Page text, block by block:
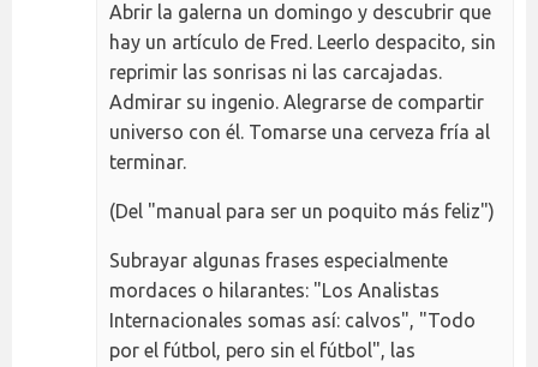
Abrir la galerna un domingo y descubrir que
hay un artículo de Fred. Leerlo despacito, sin
reprimir las sonrisas ni las carcajadas.
Admirar su ingenio. Alegrarse de compartir
universo con él. Tomarse una cerveza fría al
terminar.
(Del "manual para ser un poquito más feliz")
Subrayar algunas frases especialmente
mordaces o hilarantes: "Los Analistas
Internacionales somas así: calvos", "Todo
por el fútbol, pero sin el fútbol", las